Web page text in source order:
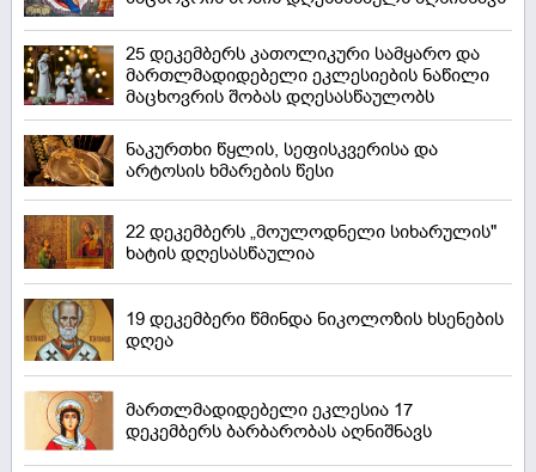
25 დეკემბერს კათოლიკური სამყარო და
მართლმადიდებელი ეკლესიების ნაწილი
მაცხოვრის შობას დღესასწაულობს
ნაკურთხი წყლის, სეფისკვერისა და
არტოსის ხმარების წესი
22 დეკემბერს „მოულოდნელი სიხარულის"
ხატის დღესასწაულია
19 დეკემბერი წმინდა ნიკოლოზის ხსენების
დღეა
მართლმადიდებელი ეკლესია 17
დეკემბერს ბარბარობას აღნიშნავს